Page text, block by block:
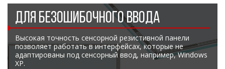
ДЛЯ БЕЗОШИБОЧНОГО ВВОДА
Высокая точность сенсорной резистивной панели
позволяет работать в интерфейсах, которые не
адаптированы под сенсорный ввод, например, Windows
XP.